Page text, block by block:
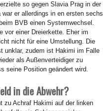
so gegen Slavia Prag in der
er allerdings in en ersten sechs
BVB einen Systemwechsel.
vor einer Dreierkette. Eher im
nicht für eine Umstellung. Die
unklar, zudem ist Hakimi im Falle
als Außenverteidiger zu
seine Position geändert wird.
in die Abwehr?
zu Achraf Hakimi auf der linken